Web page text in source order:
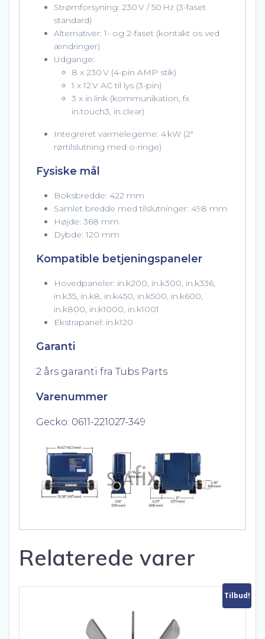
Strømforsyning: 230 V / 50 Hz (3-faset
standard)
Alternativer: 1- og 2-faset (kontakt os ved
ændringer)
Udgange:
8 x 230 V (4-pin AMP stik)
1 x 12 V AC til lys (3-pin)
3 x in.link (kommunikation, fx
in.touch3, in.clear)
Integreret varmelegeme: 4 kW (2″
rørtilslutning med o-ringe)
Fysiske mål
Boksbredde: 422 mm
Samlet bredde med tilslutninger: 498 mm
Højde: 368 mm
Dybde: 120 mm
Kompatible betjeningspaneler
Hovedpaneler: in.k200, in.k300, in.k336,
in.k35, in.k8, in.k450, in.k500, in.k600,
in.k800, in.k1000, in.k1001
Ekstrapanel: in.k120
Garanti
2 års garanti fra Tubs Parts
Varenummer
Gecko: 0611-221027-349
Relaterede varer
Tilbud!